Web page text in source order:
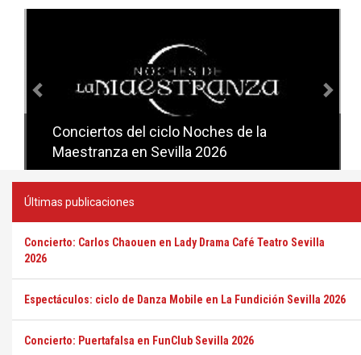
Conciertos del ciclo Noches de la
Maestranza en Sevilla 2026
Conciertos del ciclo Candlelight en
Sevilla
Últimas publicaciones
Concierto: Carlos Chaouen en Lady Drama Café Teatro Sevilla
2026
Espectáculos: ciclo de Danza Mobile en La Fundición Sevilla 2026
Concierto: Puertafalsa en FunClub Sevilla 2026